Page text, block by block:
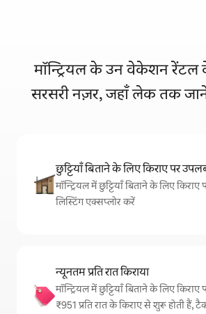
मॉन्ट्रियल के उन वेकेशन
सरसरी नज़र, जहाँ लेक तक
छुट्टियाँ बिताने के लिए किराए पर
मॉन्ट्रियल में छुट्टियाँ बिताने के लिए
लिस्टिंग एक्सप्लोर करें
न्यूनतम प्रति रात किराया
मॉन्ट्रियल में छुट्टियाँ बिताने के लिए
₹951 प्रति रात के किराए से शुरू होती